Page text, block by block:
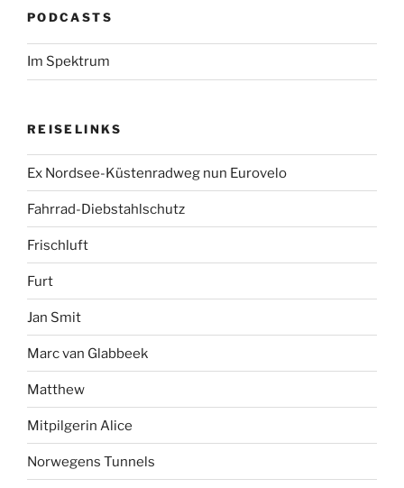
PODCASTS
Im Spektrum
REISELINKS
Ex Nordsee-Küstenradweg nun Eurovelo
Fahrrad-Diebstahlschutz
Frischluft
Furt
Jan Smit
Marc van Glabbeek
Matthew
Mitpilgerin Alice
Norwegens Tunnels